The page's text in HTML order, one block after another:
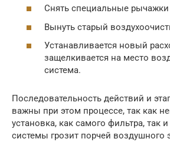
Снять специальные рычажки
Вынуть старый
Устанавливается новый
защелкивается на место
система.
Последовательность действий и
важны при этом процессе, так как
установка, как самого фильтра, так
системы грозит порчей воздушного